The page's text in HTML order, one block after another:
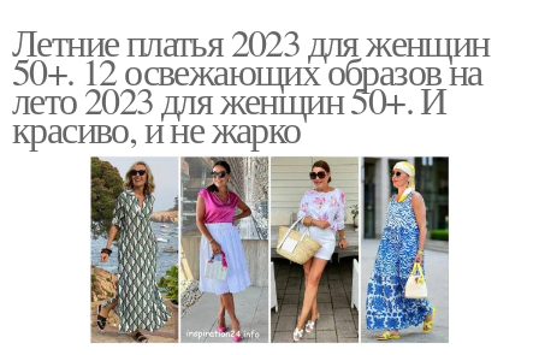
Летние платья 2023 для женщин
50+. 12 освежающих образов на
лето 2023 для женщин 50+. И
красиво, и не жарко